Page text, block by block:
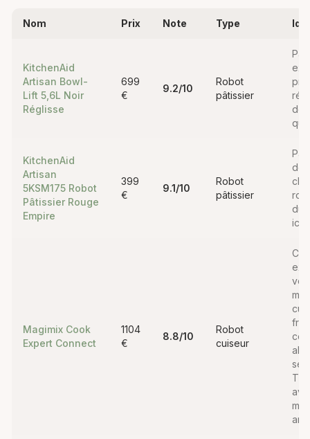
Nom Prix Note Type
KitchenAid
Artisan Bowl-
Lift 5,6L Noir
Réglisse
699
€
9.2/10
Robot
pâtissier
de
KitchenAid
Artisan
5KSM175 Robot
Pâtissier Rouge
Empire
399
€
9.1/10
Robot
pâtissier
de
Magimix Cook
Expert Connect
1104
€
8.8/10
Robot
cuiseur
ans